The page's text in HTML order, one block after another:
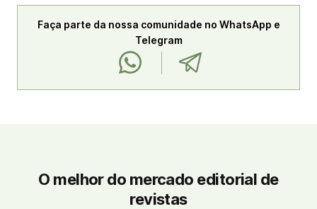
Faça parte da nossa comunidade no WhatsApp e
Telegram
O melhor do mercado editorial de
revistas